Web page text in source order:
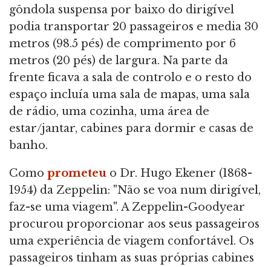
gôndola suspensa por baixo do dirigível
podia transportar 20 passageiros e media 30
metros (98.5 pés) de comprimento por 6
metros (20 pés) de largura. Na parte da
frente ficava a sala de controlo e o resto do
espaço incluía uma sala de mapas, uma sala
de rádio, uma cozinha, uma área de
estar/jantar, cabines para dormir e casas de
banho.
Como prometeu o Dr. Hugo Ekener (1868-
1954) da Zeppelin: "Não se voa num dirigível,
faz-se uma viagem". A Zeppelin-Goodyear
procurou proporcionar aos seus passageiros
uma experiência de viagem confortável. Os
passageiros tinham as suas próprias cabines